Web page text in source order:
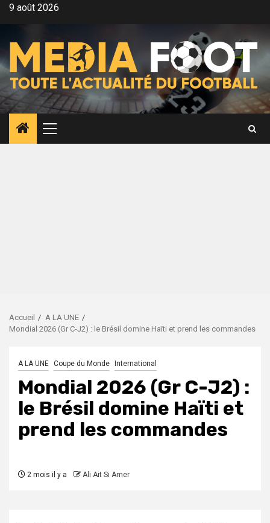
Aller9 août 2026
Menu
principal
Accueil
A LA UNE
Mondial 2026 (Gr C-J2) : le Brésil domine Haïti et prend les commandes
A LA UNE Coupe du Monde International
Mondial 2026 (Gr C-J2) :
le Brésil domine Haïti et
prend les commandes
2 mois il y a Ali Ait Si Amer